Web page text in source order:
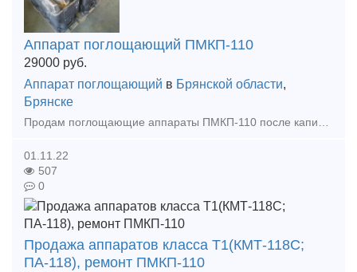
Аппарат поглощающий ПМКП-110
29000 руб.
Аппарат поглощающий в Брянской области,
Брянске
01.11.22
507
0
Продажа аппаратов класса Т1(КМТ-118С;
ПА-118), ремонт ПМКП-110